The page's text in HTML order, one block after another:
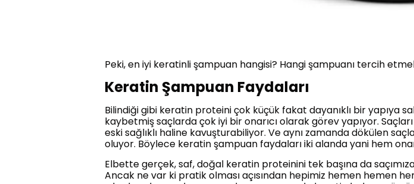
Peki, en iyi keratinli şampuan hangisi? Hangi şampuanı tercih
Keratin Şampuan Faydaları
Bilindiği gibi keratin proteini çok küçük fakat dayanıklı bir yapıya
kaybetmiş saçlarda çok iyi bir onarıcı olarak görev yapıyor.
eski sağlıklı haline kavuşturabiliyor. Ve aynı zamanda dökülen
oluyor. Böylece keratin şampuan faydaları iki alanda yani hem
Elbette gerçek, saf, doğal keratin proteinini tek başına da
Ancak ne var ki pratik olması açısından hepimiz hemen hemen her